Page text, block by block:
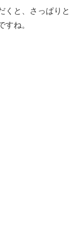
くと、さっぱりと
すね。